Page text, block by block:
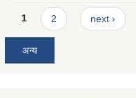
Pages
1 2 next ›
अन्य